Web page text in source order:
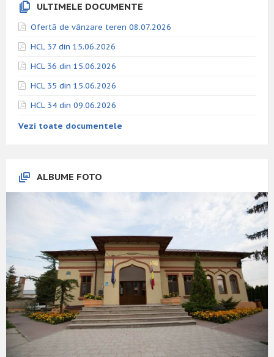
ULTIMELE DOCUMENTE
Ofertă de vânzare teren 08.07.2026
HCL 37 din 15.06.2026
HCL 36 din 15.06.2026
HCL 35 din 15.06.2026
HCL 34 din 09.06.2026
Vezi toate documentele
ALBUME FOTO